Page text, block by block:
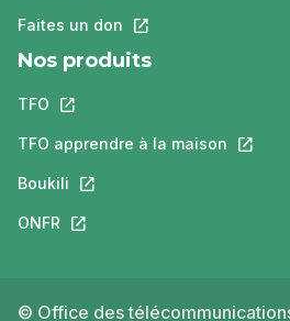
Faites un don Ce lien s'ouvrira
Nos produits
TFO Ce lien s'ouvrira dans un
TFO apprendre à la maison Ce
Boukili Ce lien s'ouvrira dans un
ONFR Ce lien s'ouvrira dans un
© Office des